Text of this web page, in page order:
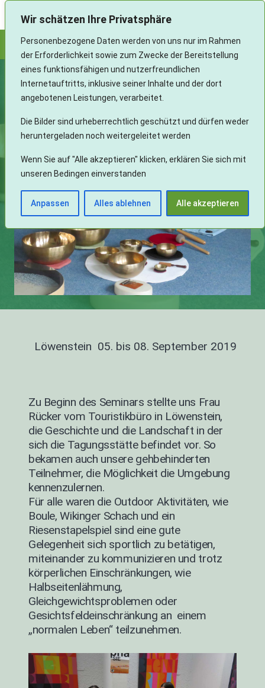
Wir schätzen Ihre Privatsphäre
Personenbezogene Daten werden von uns nur im Rahmen
der Erforderlichkeit sowie zum Zwecke der Bereitstellung
eines funktionsfähigen und nutzerfreundlichen
Internetauftritts, inklusive seiner Inhalte und der dort
angebotenen Leistungen, verarbeitet.
Die Bilder sind urheberrechtlich geschützt und dürfen weder
heruntergeladen noch weitergeleitet werden
Wenn Sie auf "Alle akzeptieren" klicken, erklären Sie sich mit
unseren Bedingen einverstanden
Anpassen Alles ablehnen Alle akzeptieren
Landesverband Aphasie und Schlaganfall Baden-Württemberg e.V.
2019 Löwenstein
Teilnehmern eine Plattform der Kommunikation und des
gegenseitigen Motivieren.
Löwenstein 05. bis 08. September 2019
Zu Beginn des Seminars stellte uns Frau
Rücker vom Touristikbüro in Löwenstein,
die Geschichte und die Landschaft in der
sich die Tagungsstätte befindet vor. So
bekamen auch unsere gehbehinderten
Teilnehmer, die Möglichkeit die Umgebung
kennenzulernen.
Für alle waren die Outdoor Aktivitäten, wie
Boule, Wikinger Schach und ein
Riesenstapelspiel sind eine gute
Gelegenheit sich sportlich zu betätigen,
miteinander zu kommunizieren und trotz
körperlichen Einschränkungen, wie
Halbseitenlähmung,
Gleichgewichtsproblemen oder
Gesichtsfeldeinschränkung an einem
„normalen Leben“ teilzunehmen.